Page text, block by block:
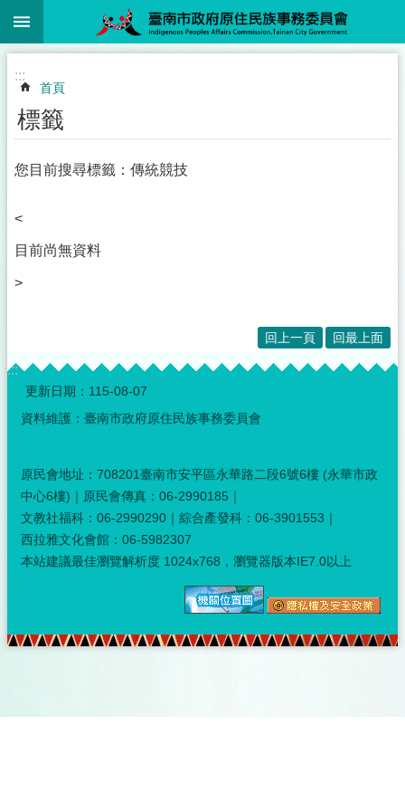
跳到主要內容區塊
:::
首頁
標籤
您目前搜尋標籤：傳統競技
<
目前尚無資料
>
回上一頁 回最上面
:::
更新日期： 115-08-07
資料維護：臺南市政府原住民族事務委員會
原民會地址：708201臺南市安平區永華路二段6號6樓 (永華市政
中心6樓)｜原民會傳真：06-2990185｜
文教社福科：06-2990290｜綜合產發科：06-3901553｜
西拉雅文化會館：06-5982307
本站建議最佳瀏覽解析度 1024x768，瀏覽器版本IE7.0以上